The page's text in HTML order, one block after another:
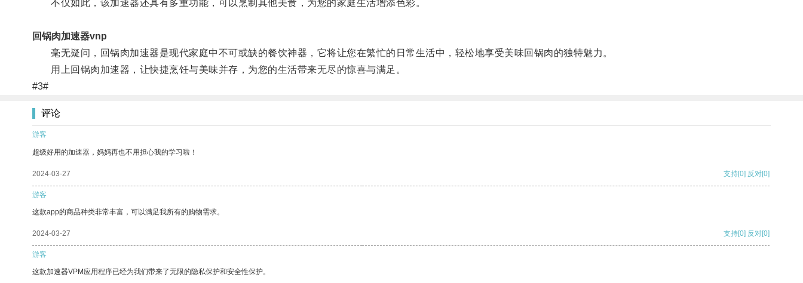
不仅如此，该加速器还具有多重功能，可以烹制其他美食，为您的家庭生活增添色彩。
回锅肉加速器vnp
毫无疑问，回锅肉加速器是现代家庭中不可或缺的餐饮神器，它将让您在繁忙的日常生活中，轻松地享受美味回锅肉的独特魅力。
用上回锅肉加速器，让快捷烹饪与美味并存，为您的生活带来无尽的惊喜与满足。
#3#
评论
游客
超级好用的加速器，妈妈再也不用担心我的学习啦！
2024-03-27 支持[0] 反对[0]
游客
这款app的商品种类非常丰富，可以满足我所有的购物需求。
2024-03-27 支持[0] 反对[0]
游客
这款加速器VPM应用程序已经为我们带来了无限的隐私保护和安全性保护。